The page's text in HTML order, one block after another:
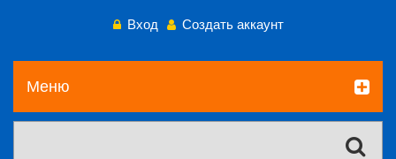
Вход Создать аккаунт
Меню